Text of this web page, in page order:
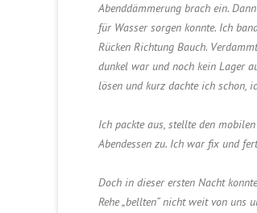
Abenddämmerung brach ein.
für Wasser sorgen konnte. Ich
Rücken Richtung Bauch.
dunkel war und noch kein Lager
lösen und kurz dachte ich schon,
Ich packte aus, stellte den
Abendessen zu. Ich war fix und
Doch in dieser ersten Nacht
Rehe „bellten“ nicht weit von uns